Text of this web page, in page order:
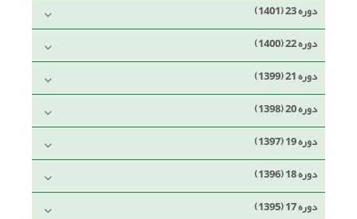
دوره 23 (1401)
دوره 22 (1400)
دوره 21 (1399)
دوره 20 (1398)
دوره 19 (1397)
دوره 18 (1396)
دوره 17 (1395)